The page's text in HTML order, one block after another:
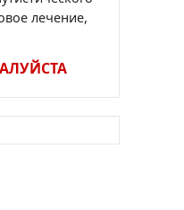
лечение,